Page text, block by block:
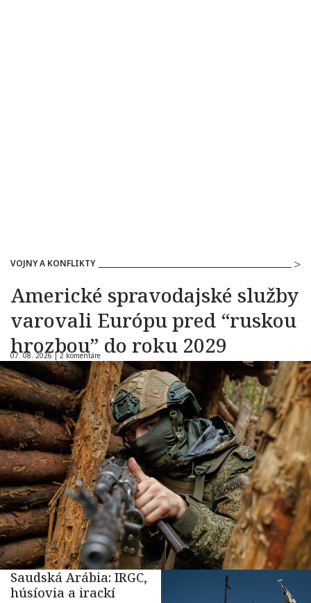
VOJNY A KONFLIKTY
Americké spravodajské služby
varovali Európu pred “ruskou
hrozbou” do roku 2029
07. 08. 2026 |2 komentáre
Saudská Arábia: IRGC,
húsíovia a irackí